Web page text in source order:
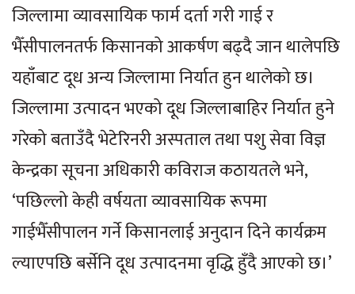
जिल्लामा व्यावसायिक फार्म दर्ता गरी गाई र
भैँसीपालनतर्फ किसानको आकर्षण बढ्दै जान थालेपछि
यहाँबाट दूध अन्य जिल्लामा निर्यात हुन थालेको छ।
जिल्लामा उत्पादन भएको दूध जिल्लाबाहिर निर्यात हुने
गरेको बताउँदै भेटेरिनरी अस्पताल तथा पशु सेवा विज्ञ
केन्द्रका सूचना अधिकारी कविराज कठायतले भने,
‘पछिल्लो केही वर्षयता व्यावसायिक रूपमा
गाईभैँसीपालन गर्ने किसानलाई अनुदान दिने कार्यक्रम
ल्याएपछि बर्सेनि दूध उत्पादनमा वृद्धि हुँदै आएको छ।’